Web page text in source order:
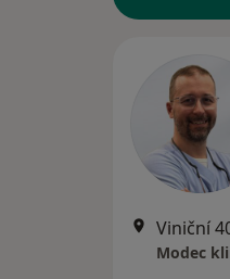
Viniční
Modec